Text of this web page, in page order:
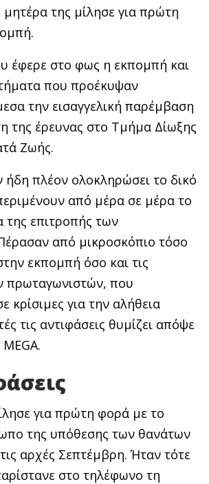
της μίλησε για πρώτη
έφερε στο φως η εκπομπή και
που προέκυψαν
την εισαγγελική παρέμβαση
της έρευνας στο Τμήμα Δίωξης
Ζωής.
ήδη πλέον ολοκληρώσει το δικό
από μέρα σε μέρα το
της επιτροπής των
από μικροσκόπιο τόσο
εκπομπή όσο και τις
πρωταγωνιστών, που
κρίσιμες για την αλήθεια
τις αντιφάσεις θυμίζει απόψε
για πρώτη φορά με το
της υπόθεσης των θανάτων
αρχές Σεπτέμβρη. Ήταν τότε
στο τηλέφωνο τη